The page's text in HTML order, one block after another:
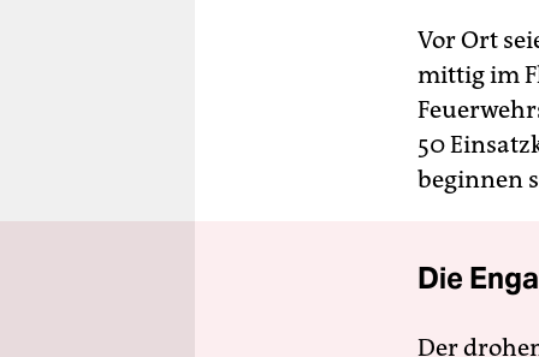
Vor Ort
mittig im
50
beginnen
Die
Der